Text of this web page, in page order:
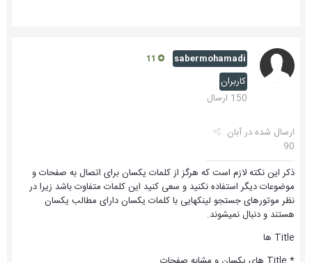
sabermohamadi
کاربران
150 ارسال
ارسال شده درآبان
90
ذکر این نکته لازم است که هرگز از کلمات یکسان برای اتصال به صفحات و
موضوعات دیگر استفاده نکنید و سعی کنید این کلمات متفاوت باشد زیرا در
نظر موتورهای جستجو لینکهایی با کلمات یکسان دارای مطالب یکسان
هستند و دنبال نمیشوند.
Title ها